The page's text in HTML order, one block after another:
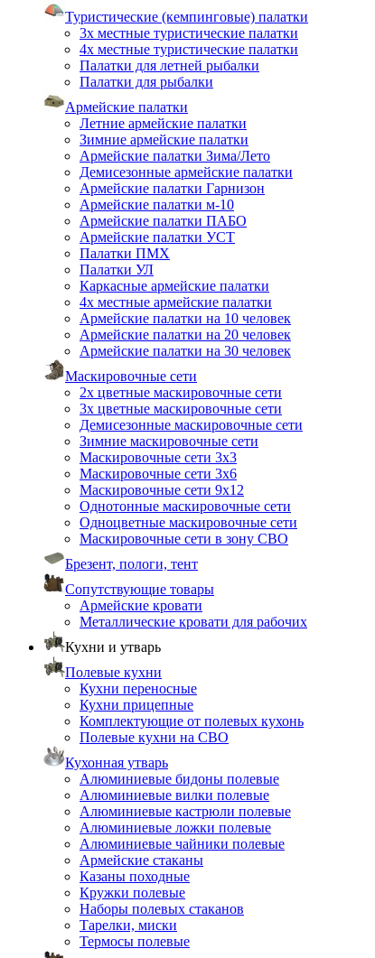
Туристические (кемпинговые) палатки
3х местные туристические палатки
4х местные туристические палатки
Палатки для летней рыбалки
Палатки для рыбалки
Армейские палатки
Летние армейские палатки
Зимние армейские палатки
Армейские палатки Зима/Лето
Демисезонные армейские палатки
Армейские палатки Гарнизон
Армейские палатки м-10
Армейские палатки ПАБО
Армейские палатки УСТ
Палатки ПМХ
Палатки УЛ
Каркасные армейские палатки
4х местные армейские палатки
Армейские палатки на 10 человек
Армейские палатки на 20 человек
Армейские палатки на 30 человек
Маскировочные сети
2х цветные маскировочные сети
3х цветные маскировочные сети
Демисезонные маскировочные сети
Зимние маскировочные сети
Маскировочные сети 3х3
Маскировочные сети 3х6
Маскировочные сети 9х12
Однотонные маскировочные сети
Одноцветные маскировочные сети
Маскировочные сети в зону СВО
Брезент, пологи, тент
Сопутствующие товары
Армейские кровати
Металлические кровати для рабочих
Кухни и утварь
Полевые кухни
Кухни переносные
Кухни прицепные
Комплектующие от полевых кухонь
Полевые кухни на СВО
Кухонная утварь
Алюминиевые бидоны полевые
Алюминиевые вилки полевые
Алюминиевые кастрюли полевые
Алюминиевые ложки полевые
Алюминиевые чайники полевые
Армейские стаканы
Казаны походные
Кружки полевые
Наборы полевых стаканов
Тарелки, миски
Термосы полевые